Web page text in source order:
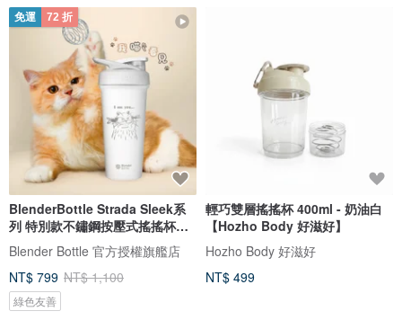
免運 72 折
BlenderBottle Strada Sleek系
列 特別款不鏽鋼按壓式搖搖杯
740ml
Blender Bottle 官方授權旗艦店
NT$ 799 NT$ 1,100
綠色友善
輕巧雙層搖搖杯 400ml - 奶油白
【Hozho Body 好滋好】
Hozho Body 好滋好
NT$ 499